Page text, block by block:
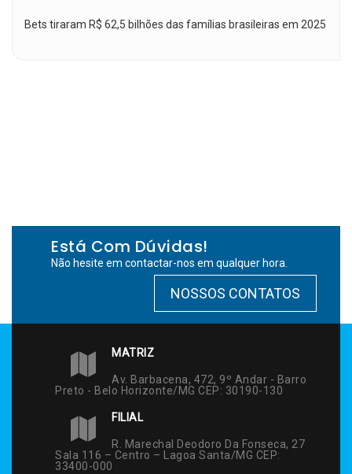
Bets tiraram R$ 62,5 bilhões das famílias brasileiras em 2025
Está Com Dúvidas!
Não hesite em contactar-nos em qualquer hora.
NOSSOS CONTATOS
MATRIZ
Av. Barbacena, 472, 9º Andar - Barro
Preto - Belo Horizonte/MG CEP: 30190-130
FILIAL
R. Marechal Deodoro Da Fonseca, 27
Sala 116 – Centro – Lagoa Santa/MG CEP:
33400-000